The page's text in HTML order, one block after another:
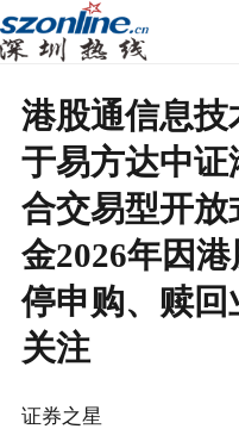
港股通信息
于易方达中
合交易型开
金2026年因
停申购、赎回
关注
证券之星